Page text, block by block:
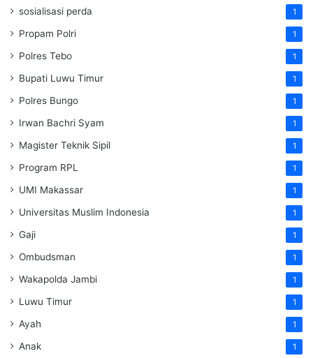
sosialisasi perda 1
Propam Polri 1
Polres Tebo 1
Bupati Luwu Timur 1
Polres Bungo 1
Irwan Bachri Syam 1
Magister Teknik Sipil 1
Program RPL 1
UMI Makassar 1
Universitas Muslim Indonesia 1
Gaji 1
Ombudsman 1
Wakapolda Jambi 1
Luwu Timur 1
Ayah 1
Anak 1